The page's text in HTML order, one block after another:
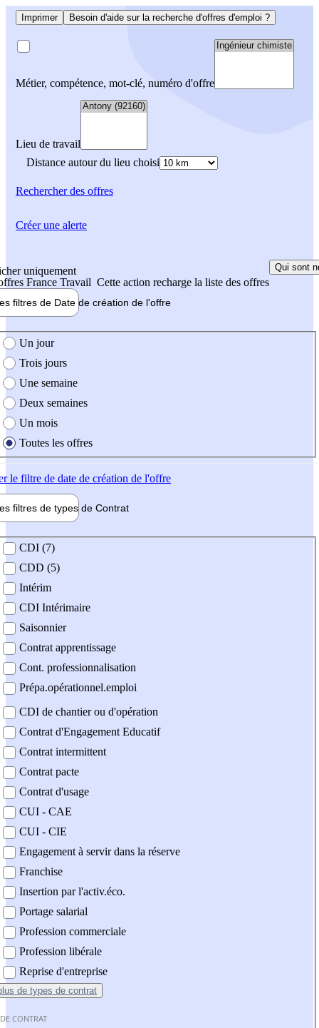
Imprimer Besoin d'aide sur la recherche d'offres d'emploi ?
Métier, compétence, mot-clé, numéro d'offre
Lieu de travail
Distance autour du lieu choisi
Rechercherdes offres
uniquement
France Travail Cette action recharge la liste des offres
Qui sont
filtres de Date de création de l'offre
création de l'offre
Un jour
Trois jours
Une semaine
Deux semaines
Un mois
Toutes les offres
le filtre de date de création de l'offre
filtres de types de Contrat
contrat
CDI (7)
CDD (5)
Intérim
CDI Intérimaire
Saisonnier
Contrat apprentissage
Cont. professionnalisation
Prépa.opérationnel.emploi
CDI de chantier ou d'opération
Contrat d'Engagement Educatif
Contrat intermittent
Contrat pacte
Contrat d'usage
CUI - CAE
CUI - CIE
Engagement à servir dans la réserve
Franchise
Insertion par l'activ.éco.
Portage salarial
Profession commerciale
Profession libérale
Reprise d'entreprise
de types de contrat
CONTRAT
Créer une alerte